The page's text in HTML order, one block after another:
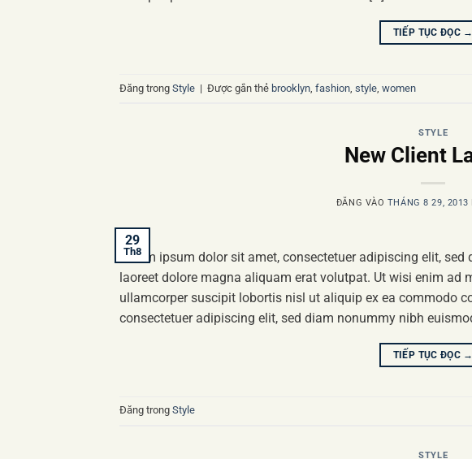
TIẾP TỤC ĐỌC →
Đăng trong Style | Được gắn thẻ brooklyn fashion style women
STYLE
New Client
ĐĂNG VÀO THÁNG 8 29, 2013
29
Th8
Lorem ipsum dolor sit amet, consectetuer adipiscing elit,
laoreet dolore magna aliquam erat volutpat. Ut wisi enim ad
ullamcorper suscipit lobortis nisl ut aliquip ex ea commodo
consectetuer adipiscing elit, sed diam nonummy nibh
TIẾP TỤC ĐỌC →
Đăng trong Style
STYLE